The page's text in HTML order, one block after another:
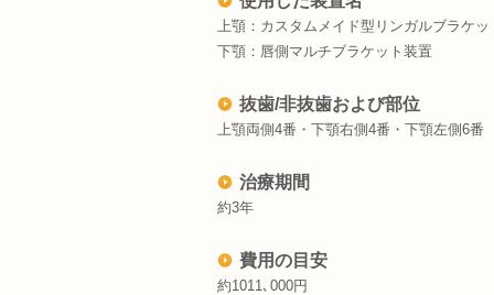
上顎：カスタムメイド型リンガルブラケ
下顎：唇側マルチブラケット装置
抜歯/非抜歯および部位
上顎両側4番・下顎右側4番・下顎左側6番
治療期間
約3年
費用の目安
約1011､000円